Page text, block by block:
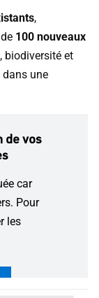
,
100 nouveaux
biodiversité et
dans une
de vos
car
Pour
les